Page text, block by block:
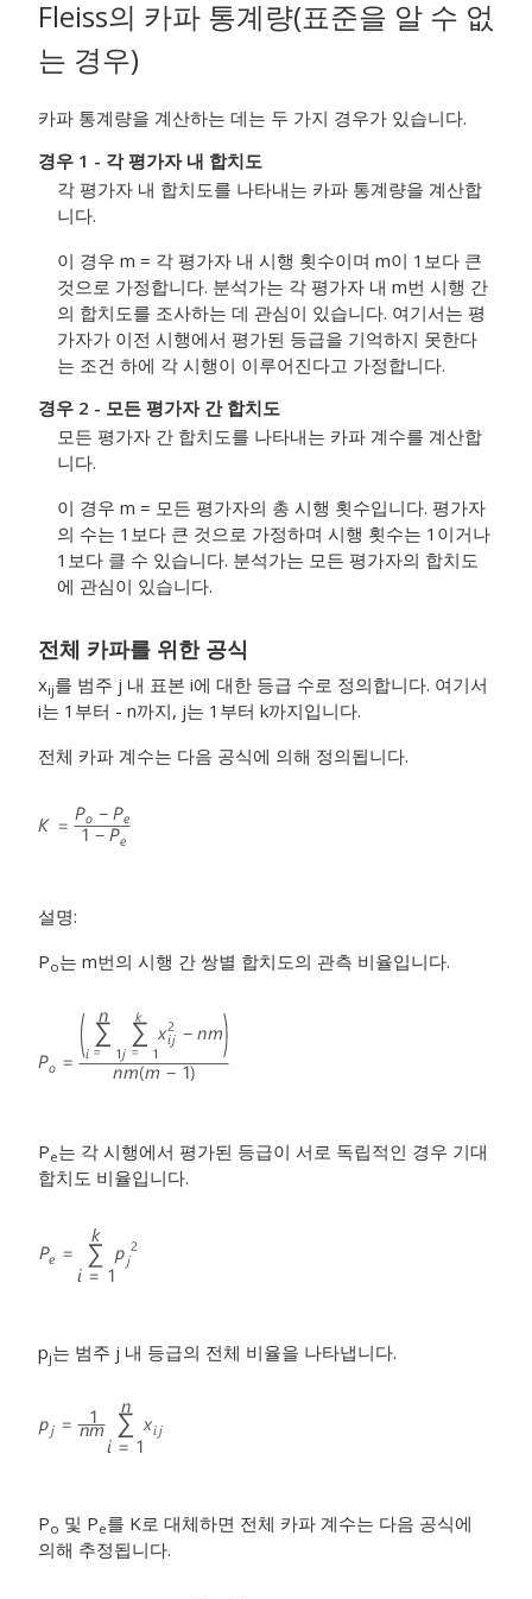
Fleiss의 카파 통계량(표준을 알 수 없
는 경우)
카파 통계량을 계산하는 데는 두 가지 경우가 있습니다.
경우 1 - 각 평가자 내 합치도
각 평가자 내 합치도를 나타내는 카파 통계량을 계산합
니다.
이 경우 m = 각 평가자 내 시행 횟수이며 m이 1보다 큰
것으로 가정합니다. 분석가는 각 평가자 내 m번 시행 간
의 합치도를 조사하는 데 관심이 있습니다. 여기서는 평
가자가 이전 시행에서 평가된 등급을 기억하지 못한다
는 조건 하에 각 시행이 이루어진다고 가정합니다.
경우 2 - 모든 평가자 간 합치도
모든 평가자 간 합치도를 나타내는 카파 계수를 계산합
니다.
이 경우 m = 모든 평가자의 총 시행 횟수입니다. 평가자
의 수는 1보다 큰 것으로 가정하며 시행 횟수는 1이거나
1보다 클 수 있습니다. 분석가는 모든 평가자의 합치도
에 관심이 있습니다.
전체 카파를 위한 공식
xij를 범주 j 내 표본 i에 대한 등급 수로 정의합니다. 여기서
i는 1부터 - n까지, j는 1부터 k까지입니다.
전체 카파 계수는 다음 공식에 의해 정의됩니다.
설명:
Po는 m번의 시행 간 쌍별 합치도의 관측 비율입니다.
Pe는 각 시행에서 평가된 등급이 서로 독립적인 경우 기대
합치도 비율입니다.
pj는 범주 j 내 등급의 전체 비율을 나타냅니다.
Po 및 Pe를 K로 대체하면 전체 카파 계수는 다음 공식에
의해 추정됩니다.